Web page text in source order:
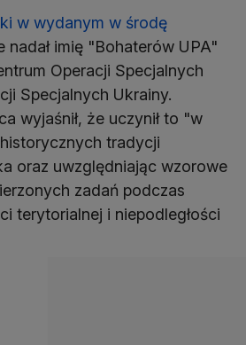
w wydanym w środę
nadał imię "Bohaterów UPA"
Operacji Specjalnych
Specjalnych Ukrainy.
wyjaśnił, że uczynił to "w
tradycji
oraz uwzględniając wzorowe
zadań podczas
terytorialnej i niepodległości